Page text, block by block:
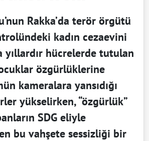
Rakka’da terör örgütü
kadın cezaevini
yıllardır hücrelerde tutulan
özgürlüklerine
kameralara yansıdığı
yükselirken, “özgürlük”
SDG eliyle
bu vahşete sessizliği bir